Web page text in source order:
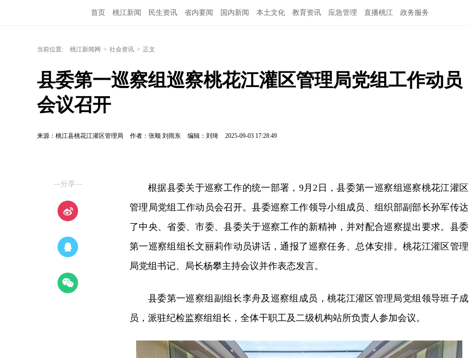
首页 桃江新闻 民生资讯 省内要闻 国内新闻 本土文化 教育资讯 应急管理 直播桃江 政务服务
当前位置: 桃江新闻网 > 社会资讯 > 正文
县委第一巡察组巡察桃花江灌区管理局党组工作动员
会议召开
来源：桃江县桃花江灌区管理局 作者：张顺 刘雨东 编辑：刘琦 2025-09-03 17:28:49
—分享—
根据县委关于巡察工作的统一部署，9月2日，县委第一巡察组巡察桃花江灌区
管理局党组工作动员会召开。县委巡察工作领导小组成员、组织部副部长孙军传达
了中央、省委、市委、县委关于巡察工作的新精神，并对配合巡察提出要求。县委
第一巡察组组长文丽莉作动员讲话，通报了巡察任务、总体安排。桃花江灌区管理
局党组书记、局长杨攀主持会议并作表态发言。
县委第一巡察组副组长李舟及巡察组成员，桃花江灌区管理局党组领导班子成
员，派驻纪检监察组组长，全体干职工及二级机构站所负责人参加会议。